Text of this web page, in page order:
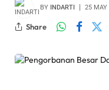
BY INDARTI 25 MAY
Share